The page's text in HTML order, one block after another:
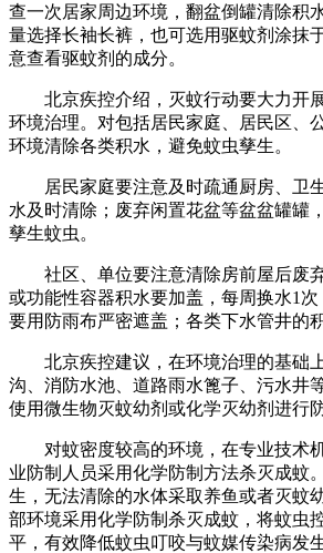
查一次居家周边环境，翻盆倒罐清除积
量选择长袖长裤，也可选用驱蚊剂涂抹
意查看驱蚊剂的成分。
北京疾控介绍，灭蚊行动要大力开
环境治理。对包括居民家庭、居民区、
环境清除各类积水，避免蚊虫孳生。
居民家庭要注意及时疏通厨房、卫
水及时清除；废弃闲置花盆等盆盆罐罐
孳生蚊虫。
社区、单位要注意清除房前屋后废
或功能性容器积水要加盖，每周换水1次
要用防雨布严密遮盖；各类下水管井的
北京疾控建议，在环境治理的基础
沟、消防水池、道路雨水篦子、污水井
使用微生物灭蚊幼剂或化学灭幼剂进行防
对蚊密度较高的环境，在专业技术
业防制人员采用化学防制方法杀灭成蚊
生，无法清除的水体采取养鱼或者灭蚊
部环境采用化学防制杀灭成蚊，将蚊虫
平，有效降低蚊虫叮咬与蚊媒传染病发